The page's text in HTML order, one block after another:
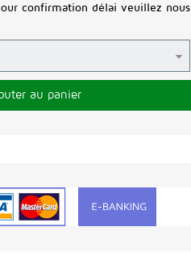
confirmation délai veuillez nous
au panier